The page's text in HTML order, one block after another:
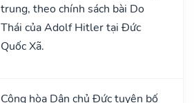
trung, theo chính sách bài Do
Thái của Adolf Hitler tại Đức
Quốc Xã.
Cộng hòa Dân chủ Đức tuyên bố